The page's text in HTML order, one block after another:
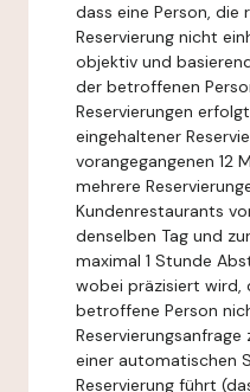
dass eine Person, die
Reservierung nicht
objektiv und
der betroffenen
Reservierungen
eingehaltener
vorangegangenen 12
mehrere
Kundenrestaurants
denselben Tag und
maximal 1 Stunde
wobei präzisiert wird,
betroffene Person
einer automatischen
Reservierung führt